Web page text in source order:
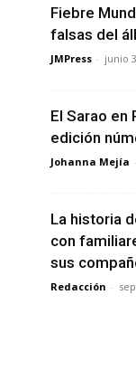
Fiebre
falsas del
JMPress - junio
El Sarao en
edición
Johanna Mejía -
La historia
con
sus
Redacción -